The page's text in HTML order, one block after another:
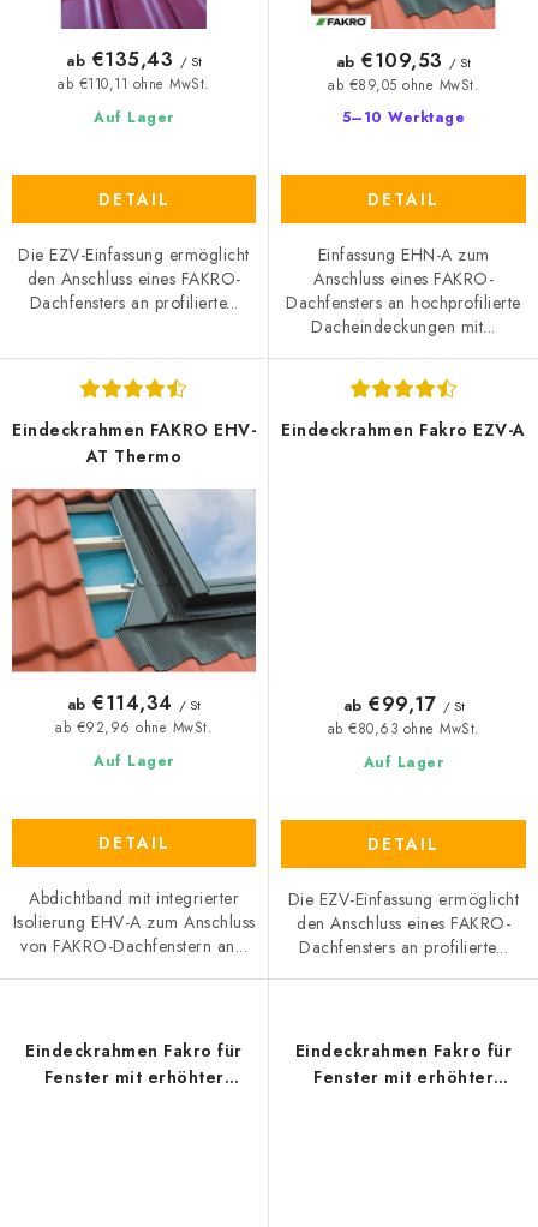
Auf Lager
ab €110,11 ohne MwSt.
ab €135,43 / St
DETAIL
Die EZV-Einfassung ermöglicht
den Anschluss eines FAKRO-
Dachfensters an profilierte...
5–10 Werktage
ab €89,05 ohne MwSt.
ab €109,53 / St
DETAIL
Einfassung EHN-A zum
Anschluss eines FAKRO-
Dachfensters an hochprofilierte
Dacheindeckungen mit...
Eindeckrahmen FAKRO EHV-
AT Thermo
Auf Lager
ab €92,96 ohne MwSt.
ab €114,34 / St
DETAIL
Abdichtband mit integrierter
Isolierung EHV-A zum Anschluss
von FAKRO-Dachfenstern an...
Eindeckrahmen Fakro EZV-A
Auf Lager
ab €80,63 ohne MwSt.
ab €99,17 / St
DETAIL
Die EZV-Einfassung ermöglicht
den Anschluss eines FAKRO-
Dachfensters an profilierte...
Eindeckrahmen Fakro für
Fenster mit erhöhter
Eindeckrahmen Fakro für
Fenster mit erhöhter